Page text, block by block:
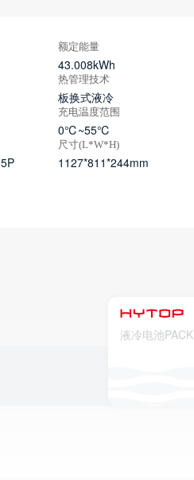
额定能量
43.008kWh
热管理技术
板换式液冷
充电温度范围
0℃~55℃
尺寸(L*W*H)
1127*811*244mm
液冷电池PACK